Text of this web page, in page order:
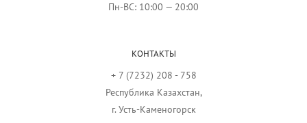
Пн-ВС: 10:00 — 20:00
КОНТАКТЫ
+ 7 (7232) 208 - 758
Республика Казахстан,
г. Усть-Каменогорск